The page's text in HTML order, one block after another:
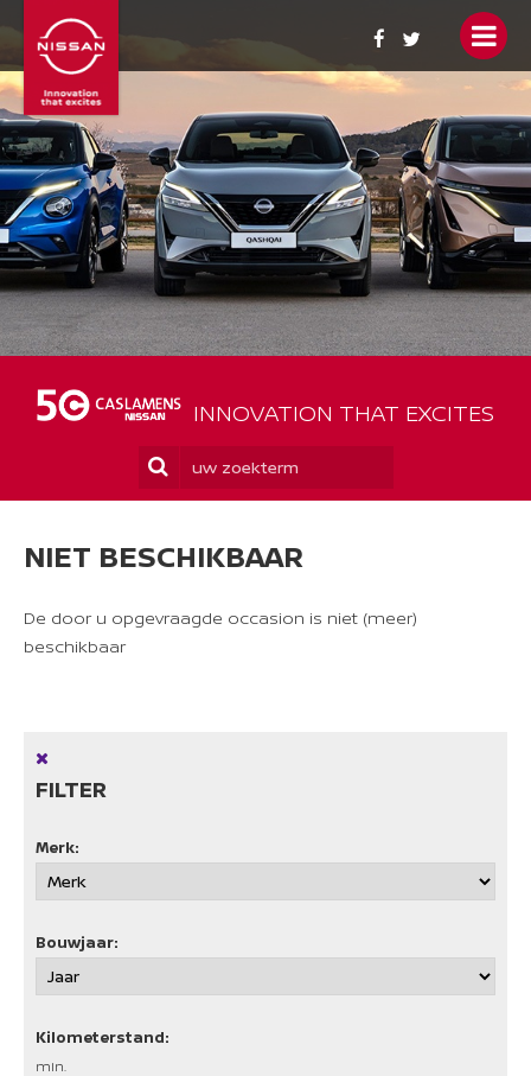
OCCASIONS
ACTIES
PERSONENWAGENS
BEDRIJFSWAGENS
NIEUWS
SERVICE INNOVATION THAT EXCITES
NIET BESCHIKBAAR
De door u opgevraagde occasion is niet (meer)
beschikbaar
FILTER
Merk:
Bouwjaar:
Kilometerstand:
min.